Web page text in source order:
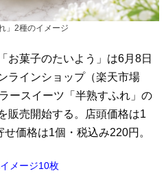
」2種のイメージ
菓子のたいよう」は6月8日
ラインショップ（楽天市場
ースイーツ「半熟すふれ」の
販売開始する。店頭価格は1
価格は1個・税込み220円。
メージ10枚